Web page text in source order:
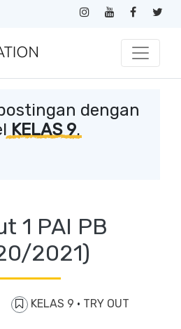
dengan
KELAS 9.
1 PAI PB
2021)
KELAS 9 · TRY OUT